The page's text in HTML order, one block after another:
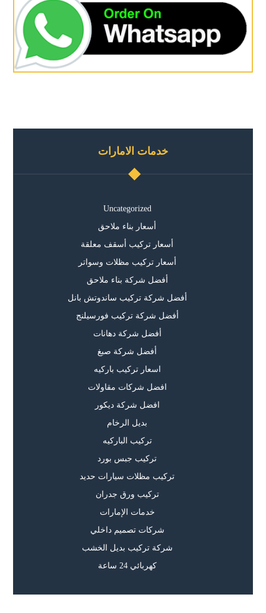
خدمات الامارات
Uncategorized
أسعار بناء ملاحق
أسعار تركيب أسقف معلقة
أسعار تركيب مظلات وسواتر
أفضل شركة بناء ملاحق
أفضل شركة تركيب ساندوتش بانل
أفضل شركة تركيب فورسيلنج
أفضل شركة دهانات
أفضل شركة صبغ
اسعار تركيب باركيه
افضل شركات مقاولات
افضل شركة ديكور
بديل الرخام
تركيب الباركيه
تركيب جبس بورد
تركيب مظلات سيارات حديد
تركيب ورق جدران
خدمات الإمارات
شركات تصميم داخلي
شركة تركيب بديل الخشب
كهربائي 24 ساعة